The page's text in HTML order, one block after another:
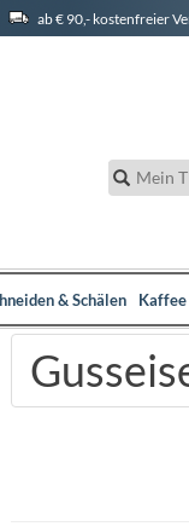
ab € 90,- kostenfreier
& Schälen Kaffee